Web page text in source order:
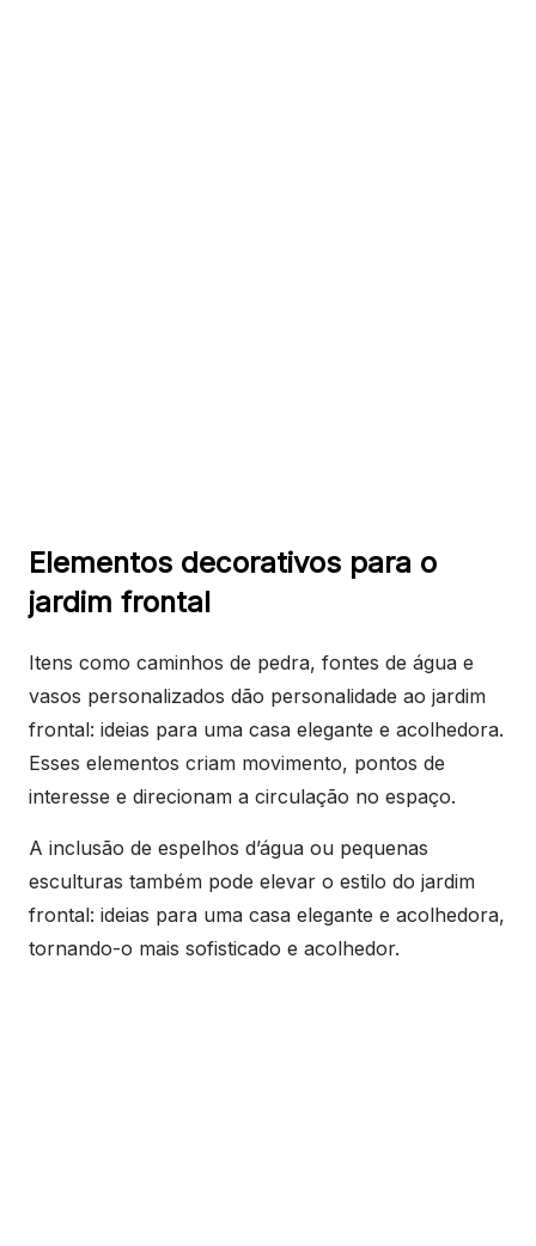
Elementos decorativos para o
jardim frontal
Itens como caminhos de pedra, fontes de água e
vasos personalizados dão personalidade ao jardim
frontal: ideias para uma casa elegante e acolhedora.
Esses elementos criam movimento, pontos de
interesse e direcionam a circulação no espaço.
A inclusão de espelhos d’água ou pequenas
esculturas também pode elevar o estilo do jardim
frontal: ideias para uma casa elegante e acolhedora,
tornando-o mais sofisticado e acolhedor.